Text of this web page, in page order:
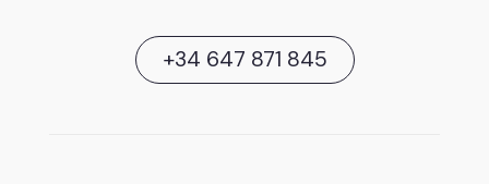
+34 647 871 845